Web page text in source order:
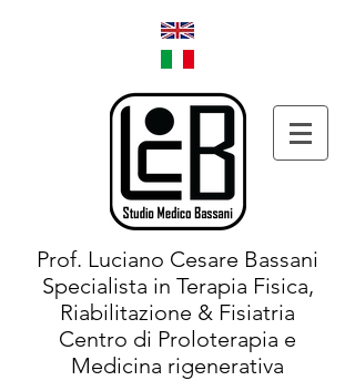
Prof. Luciano Cesare Bassani
Specialista in Terapia Fisica,
Riabilitazione & Fisiatria
Centro di Proloterapia e
Medicina rigenerativa